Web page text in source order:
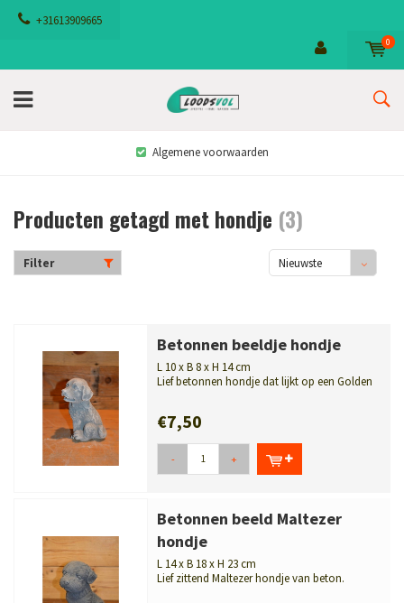
+31613909665
0
Algemene voorwaarden
Producten getagd met hondje (3)
Filter
Nieuwste
Betonnen beeldje hondje
L 10 x B 8 x H 14 cm
Lief betonnen hondje dat lijkt op een Golden
€7,50
- +
Betonnen beeld Maltezer
hondje
L 14 x B 18 x H 23 cm
Lief zittend Maltezer hondje van beton.